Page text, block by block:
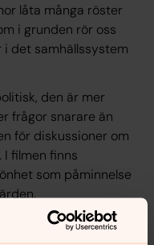
låta många röster
i grunden rör oss
i det samhällssystem
den är mer
frågor snarare än
för diskussioner om
I filmen finns
som påminnelse
ut till en svensk